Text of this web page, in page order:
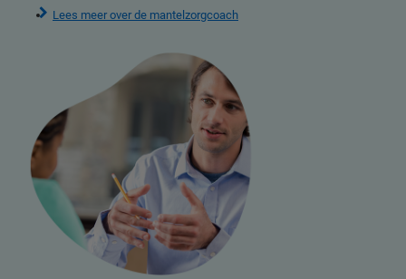
Lees meer over de mantelzorgcoach